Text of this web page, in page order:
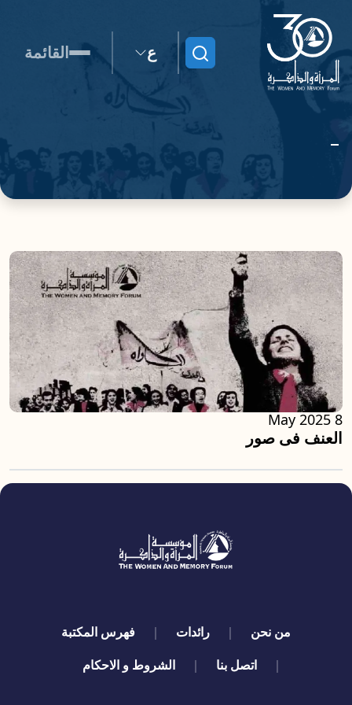
ابحث ع القائمة
العنف فى صور
8 May 2025
quick links
من نحن رائدات
فهرس المكتبة
اتصل بنا
الشروط و الاحكام